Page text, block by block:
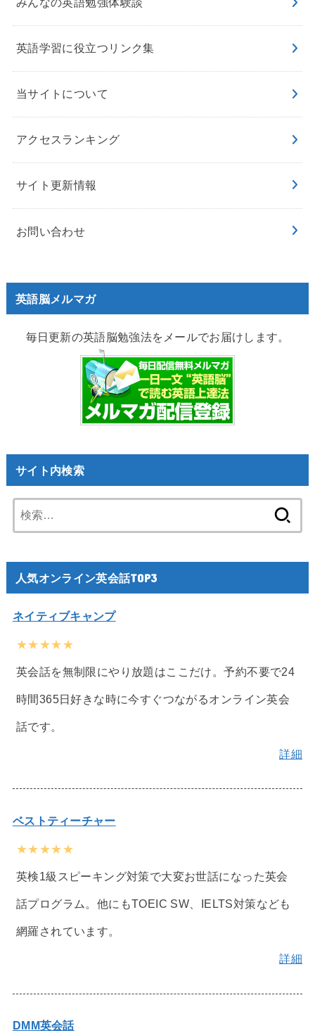
英語学習に役立つリンク集
当サイトについて
アクセスランキング
サイト更新情報
お問い合わせ
英語脳メルマガ
毎日更新の英語脳勉強法をメールでお届けします。
サイト内検索
索:
人気オンライン英会話TOP3
ネイティブキャンプ
★★★★★
英会話を無制限にやり放題はここだけ。予約不要で24
時間365日好きな時に今すぐつながるオンライン英会
話です。
詳細
ベストティーチャー
★★★★★
英検1級スピーキング対策で大変お世話になった英会
話プログラム。他にもTOEIC SW、IELTS対策なども
網羅されています。
詳細
DMM英会話